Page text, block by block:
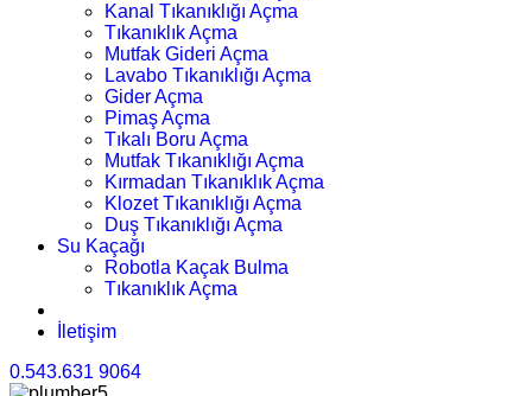
Kanal Tıkanıklığı Açma
Tıkanıklık Açma
Mutfak Gideri Açma
Lavabo Tıkanıklığı Açma
Gider Açma
Pimaş Açma
Tıkalı Boru Açma
Mutfak Tıkanıklığı Açma
Kırmadan Tıkanıklık Açma
Klozet Tıkanıklığı Açma
Duş Tıkanıklığı Açma
Su Kaçağı
Robotla Kaçak Bulma
Tıkanıklık Açma
İletişim
0.543.631 9064